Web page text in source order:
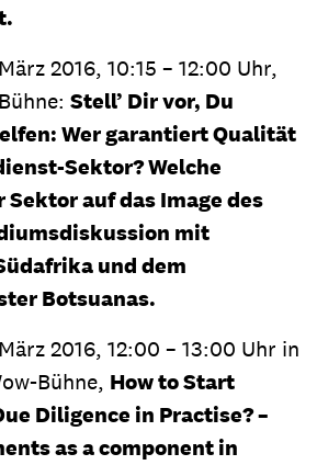
2016, 10:15 – 12:00 Uhr,
Stell’ Dir vor, Du
Wer garantiert Qualität
Sektor? Welche
auf das Image des
mit
und dem
Botsuanas.
2016, 12:00 – 13:00 Uhr in
Bühne, How to Start
Diligence in Practise? –
as a component in